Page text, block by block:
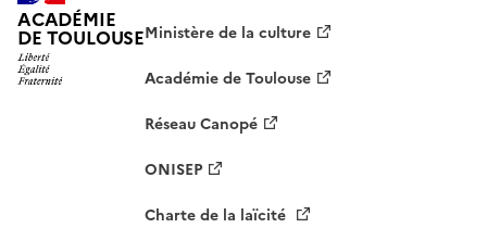
ACADÉMIE
DE TOULOUSEMinistère de la culture
Académie de Toulouse
Réseau Canopé
ONISEP
Charte de la laïcité